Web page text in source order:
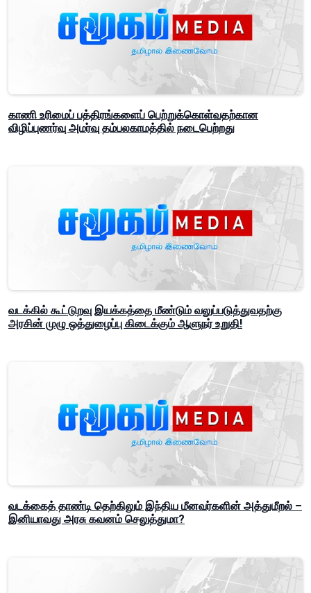
காணி உரிமைப் பத்திரங்களைப் பெற்றுக்கொள்வதற்கான
விழிப்புணர்வு அமர்வு தம்பலகாமத்தில் நடைபெற்றது
வடக்கில் கூட்டுறவு இயக்கத்தை மீண்டும் வலுப்படுத்துவதற்கு
அரசின் முழு ஒத்துழைப்பு கிடைக்கும் ஆளுநர் உறுதி!
வடக்கைத் தாண்டி தெற்கிலும் இந்திய மீனவர்களின் அத்துமீறல் –
இனியாவது அரசு கவனம் செலுத்துமா?